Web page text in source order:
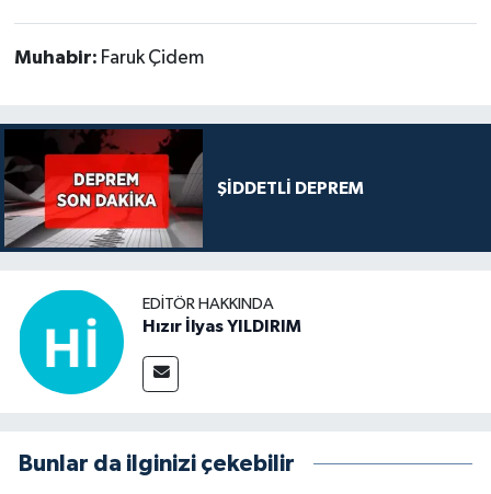
Muhabir: Faruk Çidem
ŞİDDETLİ DEPREM
EDITÖR HAKKINDA
Hızır İlyas YILDIRIM
Bunlar da ilginizi çekebilir